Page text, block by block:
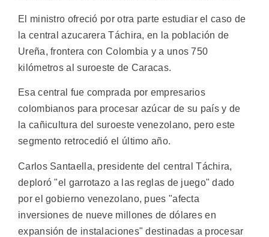
El ministro ofreció por otra parte estudiar el caso de
la central azucarera Táchira, en la población de
Ureña, frontera con Colombia y a unos 750
kilómetros al suroeste de Caracas.
Esa central fue comprada por empresarios
colombianos para procesar azúcar de su país y de
la cañicultura del suroeste venezolano, pero este
segmento retrocedió el último año.
Carlos Santaella, presidente del central Táchira,
deploró "el garrotazo a las reglas de juego" dado
por el gobierno venezolano, pues "afecta
inversiones de nueve millones de dólares en
expansión de instalaciones" destinadas a procesar